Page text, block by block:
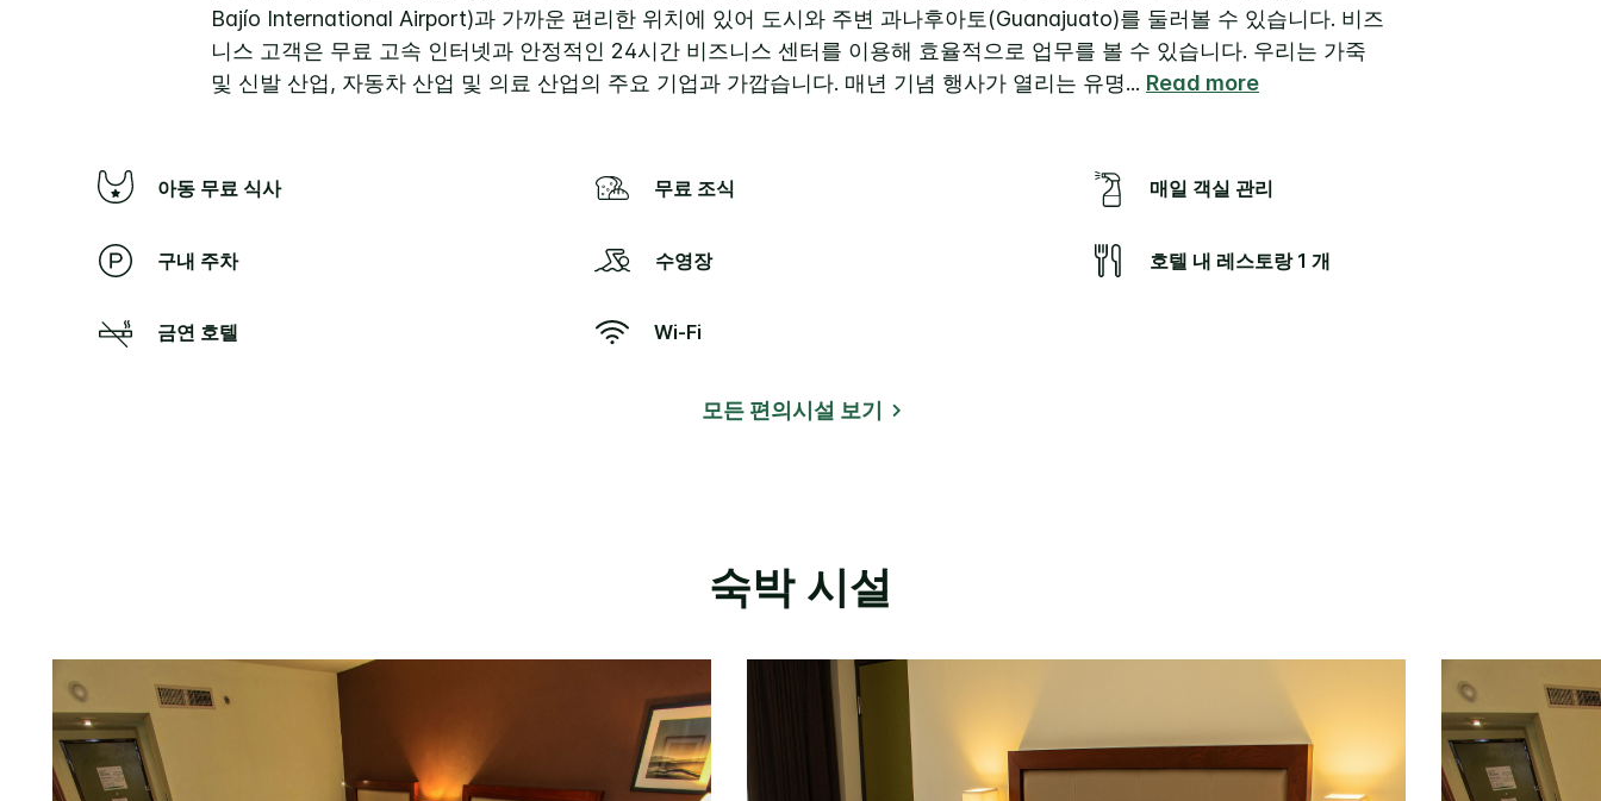
Bajío International Airport)과 가까운 편리한 위치에 있어 도시와 주변 과나후아토(Guanajuato)를 둘러볼 수 있습니다. 비즈
니스 고객은 무료 고속 인터넷과 안정적인 24시간 비즈니스 센터를 이용해 효율적으로 업무를 볼 수 있습니다. 우리는 가죽
및 신발 산업, 자동차 산업 및 의료 산업의 주요 기업과 가깝습니다. 매년 기념 행사가 열리는 유명... Read more
아동 무료 식사 무료 조식 매일 객실 관리
구내 주차 수영장 호텔 내 레스토랑 1 개
금연 호텔 Wi-Fi
모든 편의시설 보기
숙박 시설